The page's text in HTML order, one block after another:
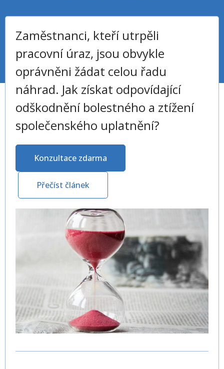
Zaměstnanci, kteří utrpěli
pracovní úraz, jsou obvykle
oprávněni žádat celou řadu
náhrad. Jak získat odpovídající
odškodnění bolestného a ztížení
společenského uplatnění?
Konzultace zdarma
Přečíst článek